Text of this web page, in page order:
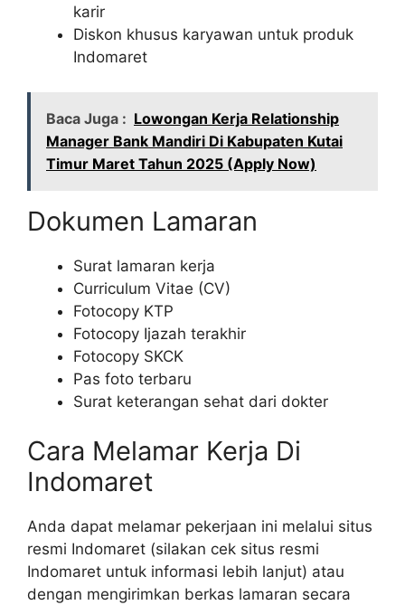
karir
Diskon khusus karyawan untuk produk
Indomaret
Baca Juga : Lowongan Kerja Relationship
Manager Bank Mandiri Di Kabupaten Kutai
Timur Maret Tahun 2025 (Apply Now)
Dokumen Lamaran
Surat lamaran kerja
Curriculum Vitae (CV)
Fotocopy KTP
Fotocopy Ijazah terakhir
Fotocopy SKCK
Pas foto terbaru
Surat keterangan sehat dari dokter
Cara Melamar Kerja Di
Indomaret
Anda dapat melamar pekerjaan ini melalui situs
resmi Indomaret (silakan cek situs resmi
Indomaret untuk informasi lebih lanjut) atau
dengan mengirimkan berkas lamaran secara